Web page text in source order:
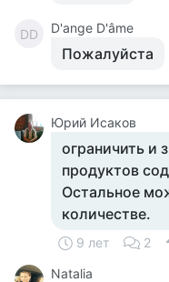
DD D'ange D'âme
Пожалуйста
Юрий Исаков
ограничить и
продуктов
Остальное
количестве.
9 лет 2
Natalia